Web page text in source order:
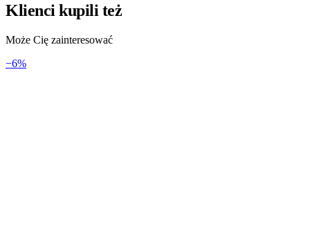
Klienci kupili też
Może Cię zainteresować
−6%